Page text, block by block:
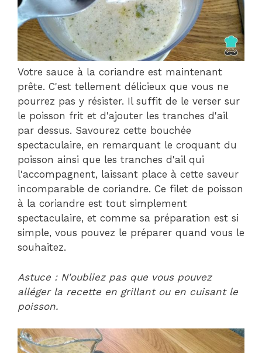
Votre sauce à la coriandre est maintenant
prête. C'est tellement délicieux que vous ne
pourrez pas y résister. Il suffit de le verser sur
le poisson frit et d'ajouter les tranches d'ail
par dessus. Savourez cette bouchée
spectaculaire, en remarquant le croquant du
poisson ainsi que les tranches d'ail qui
l'accompagnent, laissant place à cette saveur
incomparable de coriandre. Ce filet de poisson
à la coriandre est tout simplement
spectaculaire, et comme sa préparation est si
simple, vous pouvez le préparer quand vous le
souhaitez.
Astuce : N'oubliez pas que vous pouvez
alléger la recette en grillant ou en cuisant le
poisson.